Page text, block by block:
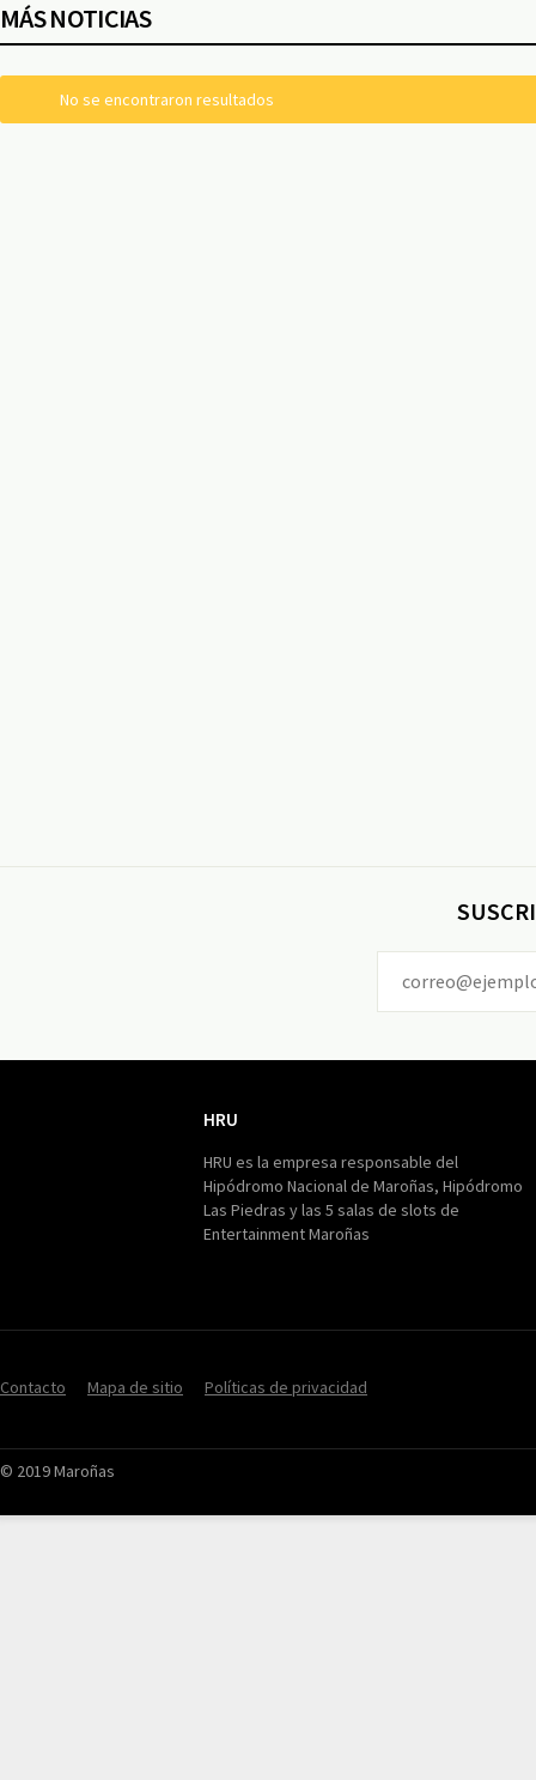
MÁS NOTICIAS
No se encontraron resultados
HRU
HRU es la empresa responsable del
Hipódromo Nacional de Maroñas, Hipódromo
Las Piedras y las 5 salas de slots de
Entertainment Maroñas
Contacto Mapa de sitio Políticas de privacidad
© 2019 Maroñas